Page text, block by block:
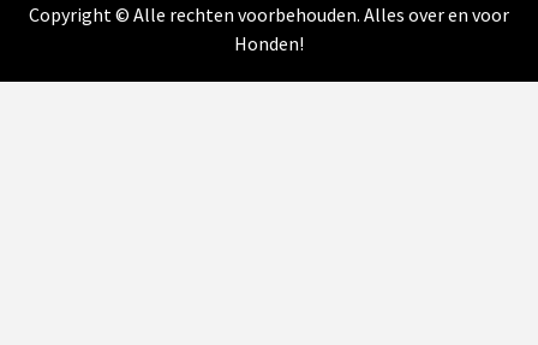
Copyright © Alle rechten voorbehouden. Alles over en voor
Honden!